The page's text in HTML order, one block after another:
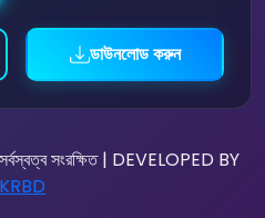
ডাউনলোড করুন
সংরক্ষিত | DEVELOPED BY